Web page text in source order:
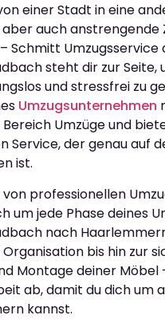
einer Stadt in eine
auch anstrengende
Schmitt Umzugsservice
steht dir zur Seite,
und stressfrei zu
Umzugsunternehmen
Umzüge und
Service, der genau auf
ist.
von professionellen
um jede Phase deines
nach
Organisation bis hin zur
Montage deiner Möbel
ab, damit du dich um
kannst.